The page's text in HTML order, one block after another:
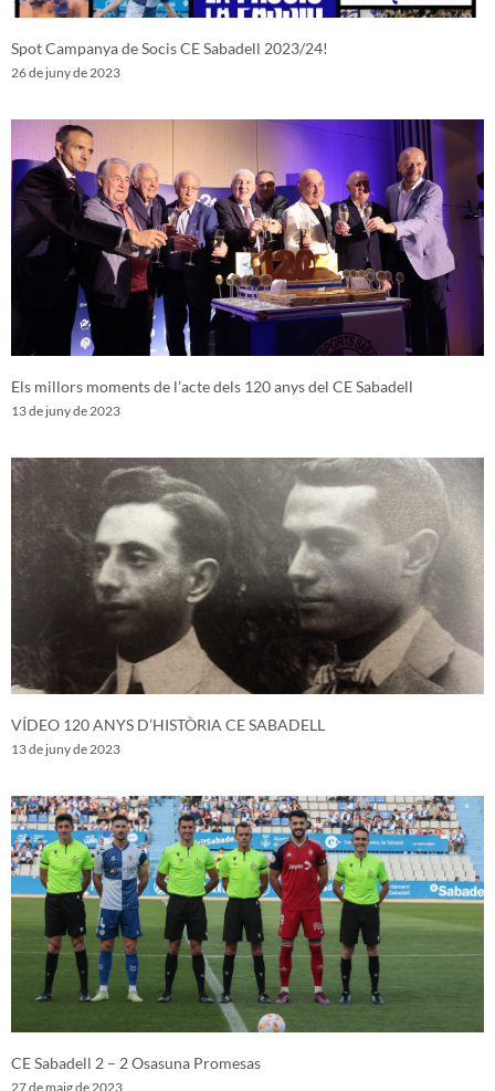
Spot Campanya de Socis CE Sabadell 2023/24!
26 de juny de 2023
Els millors moments de l’acte dels 120 anys del CE Sabadell
13 de juny de 2023
VÍDEO 120 ANYS D’HISTÒRIA CE SABADELL
13 de juny de 2023
CE Sabadell 2 – 2 Osasuna Promesas
27 de maig de 2023